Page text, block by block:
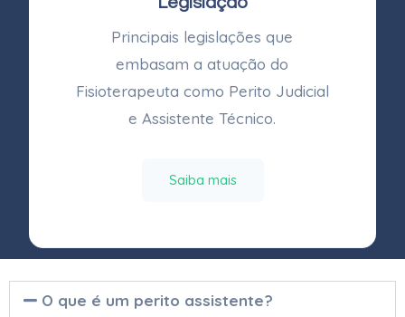
Principais legislações que
embasam a atuação do
Fisioterapeuta como Perito Judicial
e Assistente Técnico.
Saiba mais
O que é um perito assistente?